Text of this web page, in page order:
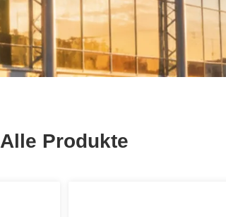
Alle Produkte